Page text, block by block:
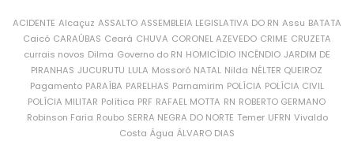
ACIDENTE Alcaçuz ASSALTO ASSEMBLEIA LEGISLATIVA DO RN Assu BATATA
Caicó CARAÚBAS Ceará CHUVA CORONEL AZEVEDO CRIME CRUZETA
currais novos Dilma Governo do RN HOMICÍDIO INCÊNDIO JARDIM DE
PIRANHAS JUCURUTU LULA Mossoró NATAL Nilda NÉLTER QUEIROZ
Pagamento PARAÍBA PARELHAS Parnamirim POLÍCIA POLÍCIA CIVIL
POLÍCIA MILITAR Política PRF RAFAEL MOTTA RN ROBERTO GERMANO
Robinson Faria Roubo SERRA NEGRA DO NORTE Temer UFRN Vivaldo
Costa Água ÁLVARO DIAS